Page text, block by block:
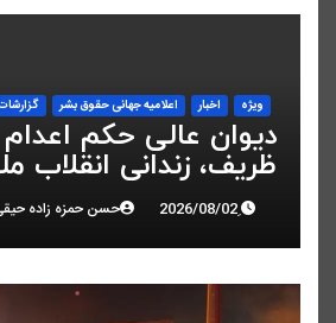
ویژه اخبار اعلاميه جهانی حقوق بشر
دیوان عالی حکم
ظریف، زندانی انقلاب
کرد حسن حمزه زاده